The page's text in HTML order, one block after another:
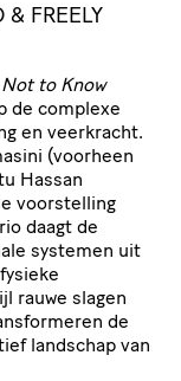
& FREELY
Not to Know
de complexe
en veerkracht.
(voorheen
Hassan
voorstelling
daagt de
systemen uit
rauwe slagen
de
landschap van